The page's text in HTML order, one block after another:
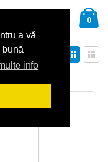
a vă
bună
info
0